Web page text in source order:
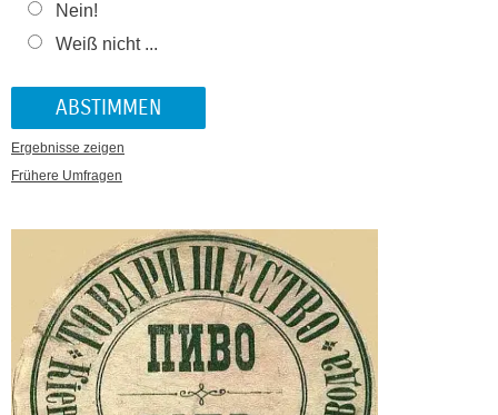
Nein!
Weiß nicht ...
Ergebnisse zeigen
Frühere Umfragen